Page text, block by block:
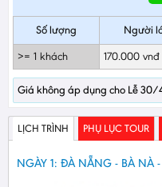
Số lượng Người
>= 1 khách
170.000 vnđ
Giá không áp dụng cho Lễ 30/
LỊCH TRÌNH PHỤ LỤC TOUR
NGÀY 1: ĐÀ NẴNG - BÀ NÀ